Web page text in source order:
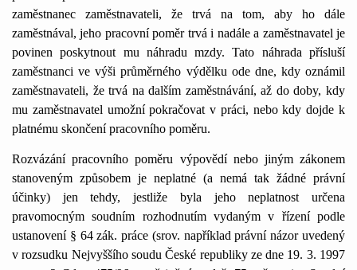
zaměstnanec zaměstnavateli, že trvá na tom, aby ho dále
zaměstnával, jeho pracovní poměr trvá i nadále a zaměstnavatel je
povinen poskytnout mu náhradu mzdy. Tato náhrada přísluší
zaměstnanci ve výši průměrného výdělku ode dne, kdy oznámil
zaměstnavateli, že trvá na dalším zaměstnávání, až do doby, kdy
mu zaměstnavatel umožní pokračovat v práci, nebo kdy dojde k
platnému skončení pracovního poměru.
Rozvázání pracovního poměru výpovědí nebo jiným zákonem
stanoveným způsobem je neplatné (a nemá tak žádné právní
účinky) jen tehdy, jestliže byla jeho neplatnost určena
pravomocným soudním rozhodnutím vydaným v řízení podle
ustanovení § 64 zák. práce (srov. například právní názor uvedený
v rozsudku Nejvyššího soudu České republiky ze dne 19. 3. 1997